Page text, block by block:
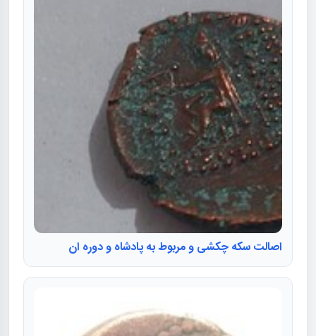
اصالت سکه چکشی و مربوط به پادشاه و دوره ان